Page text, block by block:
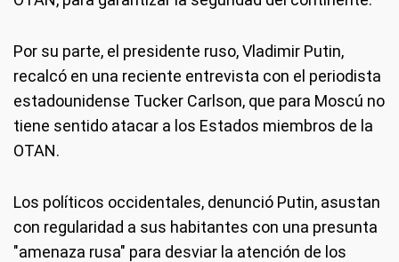
Por su parte, el presidente ruso, Vladimir Putin,
recalcó en una reciente entrevista con el periodista
estadounidense Tucker Carlson, que para Moscú no
tiene sentido atacar a los Estados miembros de la
OTAN.
Los políticos occidentales, denunció Putin, asustan
con regularidad a sus habitantes con una presunta
"amenaza rusa" para desviar la atención de los